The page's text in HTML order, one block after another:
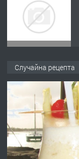
ПРЕДЛАГА
Случайна рецепта